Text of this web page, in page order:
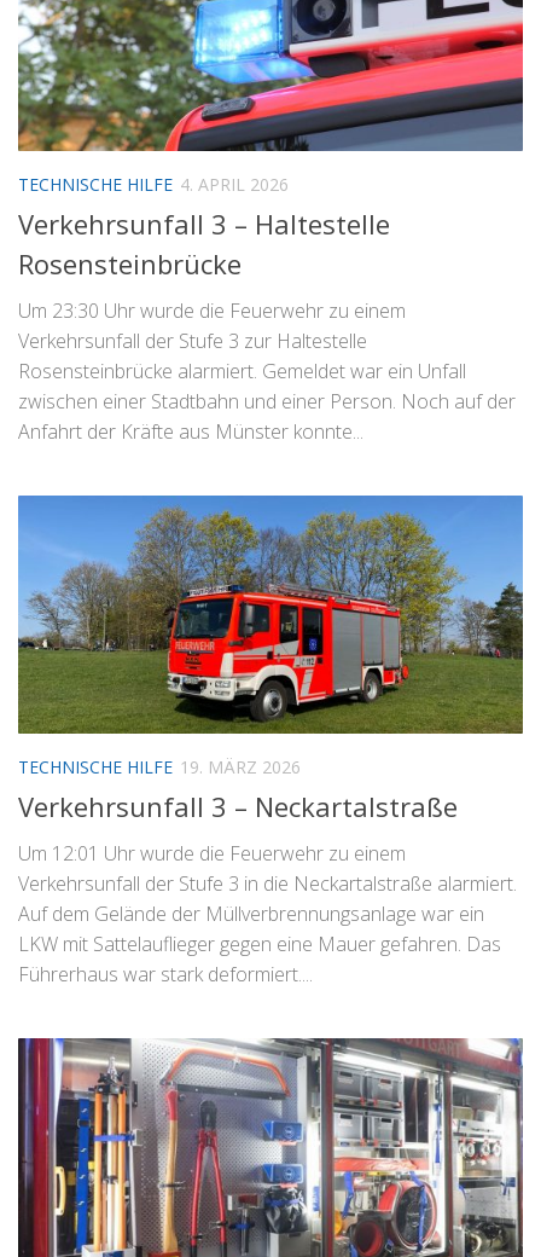
TECHNISCHE HILFE 4. APRIL 2026
Verkehrsunfall 3 – Haltestelle
Rosensteinbrücke
Um 23:30 Uhr wurde die Feuerwehr zu einem
Verkehrsunfall der Stufe 3 zur Haltestelle
Rosensteinbrücke alarmiert. Gemeldet war ein Unfall
zwischen einer Stadtbahn und einer Person. Noch auf der
Anfahrt der Kräfte aus Münster konnte...
TECHNISCHE HILFE 19. MÄRZ 2026
Verkehrsunfall 3 – Neckartalstraße
Um 12:01 Uhr wurde die Feuerwehr zu einem
Verkehrsunfall der Stufe 3 in die Neckartalstraße alarmiert.
Auf dem Gelände der Müllverbrennungsanlage war ein
LKW mit Sattelauflieger gegen eine Mauer gefahren. Das
Führerhaus war stark deformiert....